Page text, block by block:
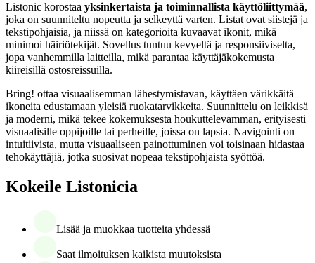
Listonic korostaa yksinkertaista ja toiminnallista käyttöliittymää,
joka on suunniteltu nopeutta ja selkeyttä varten. Listat ovat siistejä ja
tekstipohjaisia, ja niissä on kategorioita kuvaavat ikonit, mikä
minimoi häiriötekijät. Sovellus tuntuu kevyeltä ja responsiiviselta,
jopa vanhemmilla laitteilla, mikä parantaa käyttäjäkokemusta
kiireisillä ostosreissuilla.
Bring! ottaa visuaalisemman lähestymistavan, käyttäen värikkäitä
ikoneita edustamaan yleisiä ruokatarvikkeita. Suunnittelu on leikkisä
ja moderni, mikä tekee kokemuksesta houkuttelevamman, erityisesti
visuaalisille oppijoille tai perheille, joissa on lapsia. Navigointi on
intuitiivista, mutta visuaaliseen painottuminen voi toisinaan hidastaa
tehokäyttäjiä, jotka suosivat nopeaa tekstipohjaista syöttöä.
Kokeile Listonicia
Lisää ja muokkaa tuotteita yhdessä
Saat ilmoituksen kaikista muutoksista